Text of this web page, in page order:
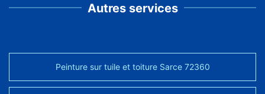
Autres services
Peinture sur tuile et toiture Sarce 72360